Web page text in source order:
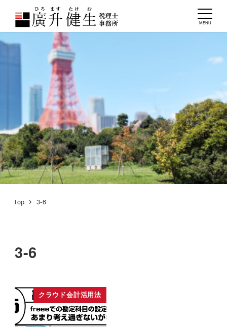
MENU
top 3-6
3-6
クラウド会計活用法